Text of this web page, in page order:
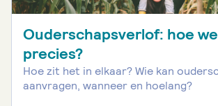
Ouderschapsverlof: hoe
precies?
Hoe zit het in elkaar? Wie kan
aanvragen, wanneer en hoelang?